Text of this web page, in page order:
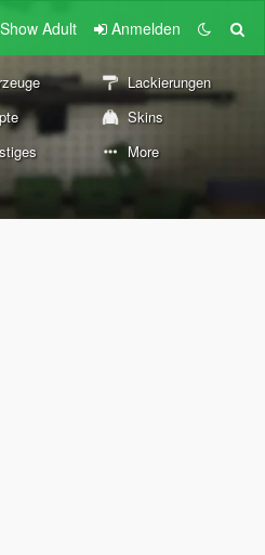
Show Adult Anmelden
Lackierungen
Skins
More